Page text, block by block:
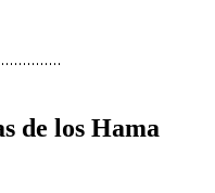
de los Hama